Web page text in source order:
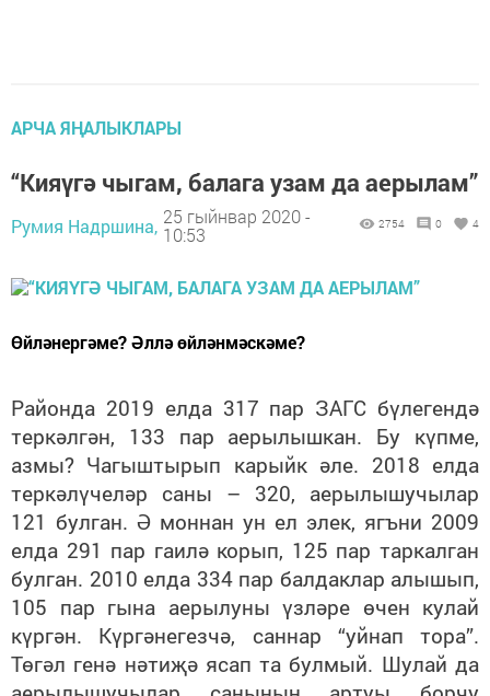
АРЧА ЯҢАЛЫКЛАРЫ
“Кияүгә чыгам, балага узам да аерылам”
Румия Надршина, 25 гыйнвар 2020 -
10:53
2754 0 4
Өйләнергәме? Әллә өйләнмәскәме?
Районда 2019 елда 317 пар ЗАГС бүлегендә
теркәлгән, 133 пар аерылышкан. Бу күпме,
азмы? Чагыштырып карыйк әле. 2018 елда
теркәлүчеләр саны – 320, аерылышучылар
121 булган. Ә моннан ун ел элек, ягъни 2009
елда 291 пар гаилә корып, 125 пар таркалган
булган. 2010 елда 334 пар балдаклар алышып,
105 пар гына аерылуны үзләре өчен кулай
күргән. Күргәнегезчә, саннар “уйнап тора”.
Төгәл генә нәтиҗә ясап та булмый. Шулай да